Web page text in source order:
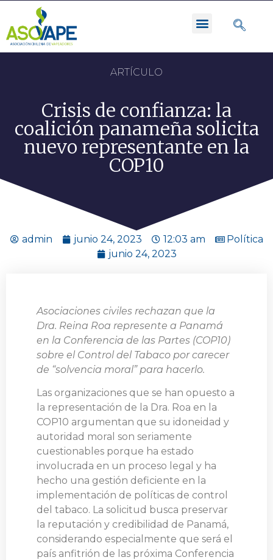
ARTÍCULO
Crisis de confianza: la
coalición panameña solicita
nuevo representante en la
COP10
admin junio 24, 2023 12:03 am
Política
junio 24, 2023
Asociaciones civiles rechazan que la
Dra. Reina Roa represente a Panamá
en la Conferencia de las Partes (COP10)
sobre el Control del Tabaco por carecer
de “solvencia moral” para hacerlo.
Las organizaciones que se han opuesto a
la representación de la Dra. Roa en la
COP10 argumentan que su idoneidad y
autoridad moral son seriamente
cuestionables porque ha estado
involucrada en un proceso legal y ha
hecho una gestión deficiente en la
implementación de políticas de control
del tabaco. La solicitud busca preservar
la reputación y credibilidad de Panamá,
considerando especialmente que será el
país anfitrión de las próxima Conferencia